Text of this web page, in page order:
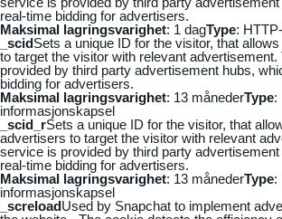
real-time bidding for advertisers.
Maksimal lagringsvarighet: 1 dagType:
_scidSets a unique ID for the visitor, that
to target the visitor with relevant
provided by third party advertisement hubs,
bidding for advertisers.
Maksimal lagringsvarighet: 13 månederType:
informasjonskapsel
_scid_rSets a unique ID for the visitor, that
advertisers to target the visitor with relevant
service is provided by third party
real-time bidding for advertisers.
Maksimal lagringsvarighet: 13 månederType:
informasjonskapsel
_screloadUsed by Snapchat to implement